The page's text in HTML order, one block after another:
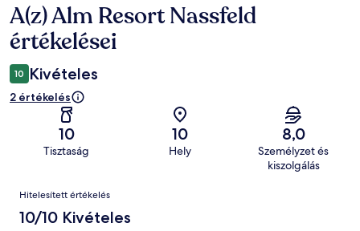
Értékelések
A(z) Alm Resort Nassfeld
értékelései
10 Kivételes
2 értékelés
10
Tisztaság
10
Hely
8,0
Személyzet és
kiszolgálás
Értékelések
Hitelesített értékelés
10/10 Kivételes